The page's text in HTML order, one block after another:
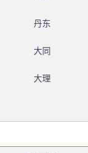
丹东
大同
大理